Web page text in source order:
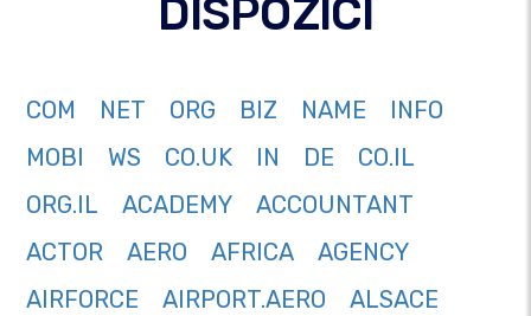
DISPOZICI
COM NET ORG BIZ NAME
INFO
MOBI
WS CO.UK IN DE
CO.IL
ORG.IL
ACADEMY
ACCOUNTANT
ACTOR
AERO AFRICA
AGENCY
AIRFORCE
AIRPORT.AERO
ALSACE